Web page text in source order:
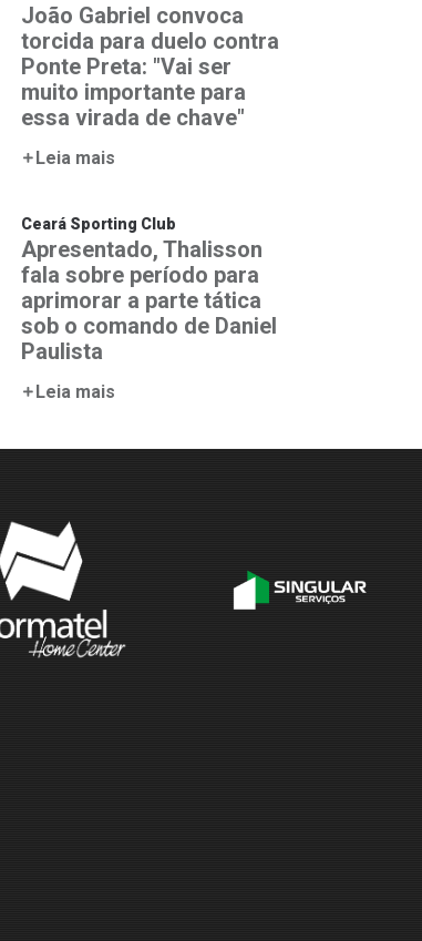
João Gabriel convoca
torcida para duelo contra
Ponte Preta: "Vai ser
muito importante para
essa virada de chave"
Leia mais
Ceará Sporting Club
Apresentado, Thalisson
fala sobre período para
aprimorar a parte tática
sob o comando de Daniel
Paulista
Leia mais